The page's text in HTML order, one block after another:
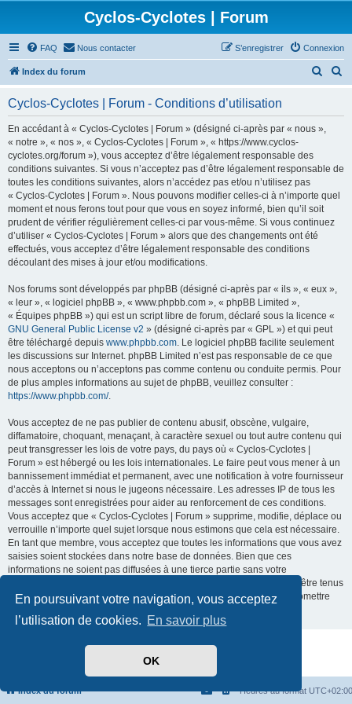
En poursuivant votre navigation, vous acceptez
l’utilisation de cookies. En savoir plus
OK
Cyclos-Cyclotes | Forum
FAQ Nous contacter Connexion
S’enregistrer
Index du forum
r
h
e
Cyclos-Cyclotes | Forum - Conditions d’utilisation
En accédant à « Cyclos-Cyclotes | Forum » (désigné ci-après par « nous »,
« notre », « nos », « Cyclos-Cyclotes | Forum », « https://www.cyclos-
cyclotes.org/forum »), vous acceptez d’être légalement responsable des
conditions suivantes. Si vous n’acceptez pas d’être légalement responsable de
toutes les conditions suivantes, alors n’accédez pas et/ou n’utilisez pas
« Cyclos-Cyclotes | Forum ». Nous pouvons modifier celles-ci à n’importe quel
moment et nous ferons tout pour que vous en soyez informé, bien qu’il soit
prudent de vérifier régulièrement celles-ci par vous-même. Si vous continuez
d’utiliser « Cyclos-Cyclotes | Forum » alors que des changements ont été
effectués, vous acceptez d’être légalement responsable des conditions
découlant des mises à jour et/ou modifications.
Nos forums sont développés par phpBB (désigné ci-après par « ils », « eux »,
« leur », « logiciel phpBB », « www.phpbb.com », « phpBB Limited »,
« Équipes phpBB ») qui est un script libre de forum, déclaré sous la licence «
GNU General Public License v2 » (désigné ci-après par « GPL ») et qui peut
être téléchargé depuis www.phpbb.com. Le logiciel phpBB facilite seulement
les discussions sur Internet. phpBB Limited n’est pas responsable de ce que
nous acceptons ou n’acceptons pas comme contenu ou conduite permis. Pour
de plus amples informations au sujet de phpBB, veuillez consulter :
https://www.phpbb.com/.
Vous acceptez de ne pas publier de contenu abusif, obscène, vulgaire,
diffamatoire, choquant, menaçant, à caractère sexuel ou tout autre contenu qui
peut transgresser les lois de votre pays, du pays où « Cyclos-Cyclotes |
Forum » est hébergé ou les lois internationales. Le faire peut vous mener à un
bannissement immédiat et permanent, avec une notification à votre fournisseur
d’accès à Internet si nous le jugeons nécessaire. Les adresses IP de tous les
messages sont enregistrées pour aider au renforcement de ces conditions.
Vous acceptez que « Cyclos-Cyclotes | Forum » supprime, modifie, déplace ou
verrouille n’importe quel sujet lorsque nous estimons que cela est nécessaire.
En tant que membre, vous acceptez que toutes les informations que vous avez
saisies soient stockées dans notre base de données. Bien que ces
informations ne soient pas diffusées à une tierce partie sans votre
consentement, ni « Cyclos-Cyclotes | Forum », ni phpBB ne pourront être tenus
comme responsables en cas de tentative de piratage visant à compromettre
Index du forum Heures au format UTC+02:00
Développé parphpBB® Forum Software © phpBB Limited
Traduit par
Confidentialité|Conditions